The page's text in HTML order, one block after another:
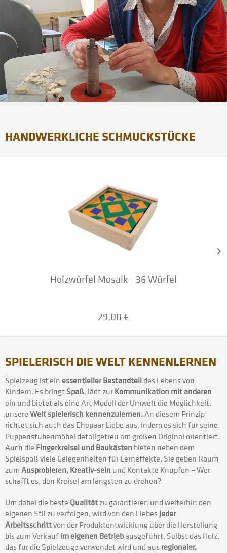
HANDWERKLICHE SCHMUCKSTÜCKE
Holzwürfel Mosaik - 36 Würfel
29,00 €
SPIELERISCH DIE WELT KENNENLERNEN
Spielzeug ist ein essentieller Bestandteildes Lebens von
Kindern. Es bringtSpaß, lädt zurKommunikation mit anderen
ein und bietet als eine Art Modell der Umwelt die Möglichkeit,
unsereWelt spielerisch kennenzulernen.An diesem Prinzip
richtet sich auch das Ehepaar Liebe aus, indem es sich für seine
Puppenstubenmöbel detailgetreu am großen Original orientiert.
Auch die Fingerkreisel und Baukästen bieten neben dem
Spielspaß viele Gelegenheiten für Lerneffekte. Sie geben Raum
zumAusprobieren, Kreativ-sein und Kontakte Knüpfen – Wer
schafft es, den Kreisel am längsten zu drehen?
Um dabei die beste Qualitätzu garantieren und weiterhin den
eigenen Stil zu verfolgen, wird von den Liebes jeder
Arbeitsschrittvon der Produktentwicklung über die Herstellung
bis zum Verkaufim eigenen Betriebausgeführt. Selbst das Holz,
das für die Spielzeuge verwendet wird und aus regionaler,